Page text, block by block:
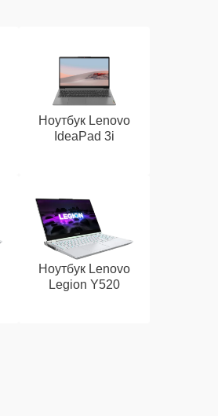
Ноутбук Lenovo
IdeaPad 3i
Ноутбук Lenovo
Legion Y520